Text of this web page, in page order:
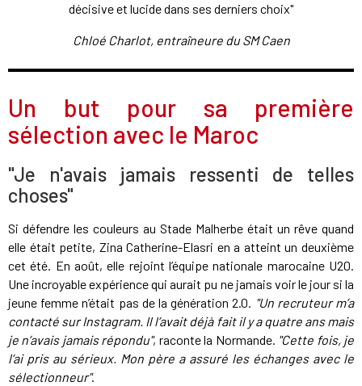
décisive et lucide dans ses derniers choix"
Chloé Charlot, entraîneure du SM Caen
Un but pour sa première
sélection avec le Maroc
"Je n'avais jamais ressenti de telles
choses"
Si défendre les couleurs au Stade Malherbe était un rêve quand
elle était petite, Zina Catherine-Elasri en a atteint un deuxième
cet été. En août, elle rejoint l’équipe nationale marocaine U20.
Une incroyable expérience qui aurait pu ne jamais voir le jour si la
jeune femme n’était pas de la génération 2.0. "Un recruteur m’a
contacté sur Instagram. Il l’avait déjà fait il y a quatre ans mais
je n’avais jamais répondu", raconte la Normande. "Cette fois, je
l’ai pris au sérieux. Mon père a assuré les échanges avec le
sélectionneur".